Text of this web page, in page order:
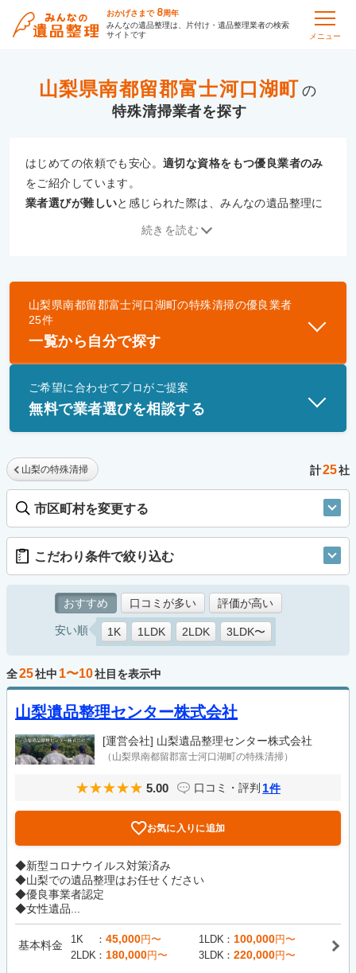
おかげさまで 8周年
みんなの遺品整理は、片付け・遺品整理業者の検索
サイトです
メニュー
山梨県南都留郡富士河口湖町 の
特殊清掃
はじめての依頼でも安心。適切な資格をもつ優良業者のみ
をご紹介しています。
業者選びが難しいと感じられた際は、みんなの遺品整理に
優良業者とは
一般財団法人遺品整理認定協会、および一般社団法
続きを読む
山梨県南都留郡富士河口湖町の特殊清掃の優良業者
25件
一覧から自分で探す
ご希望に合わせてプロがご提案
無料で業者選びを相談する
山梨の特殊清掃 計25社
市区町村を変更する
こだわり条件で絞り込む
おすすめ 口コミが多い 評価が高い
安い順 1K 1LDK 2LDK 3LDK〜
全25社中 1〜10社目を表示中
山梨遺品整理センター株式会社
[運営会社] 山梨遺品整理センター株式会社
（山梨県南都留郡富士河口湖町の特殊清掃）
5.00 口コミ・評判 1件
お気に入りに追加
◆新型コロナウイルス対策済み
◆山梨での遺品整理はお任せください
◆優良事業者認定
◆女性遺品...
基本料金 1K 45,000円〜 1LDK 100,000円〜
2LDK
180,000円〜 3LDK 220,000円〜